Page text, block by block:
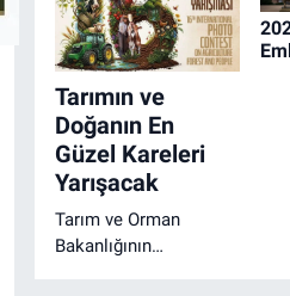
Tarımın ve
Doğanın En
Güzel Kareleri
Yarışacak
Tarım ve Orman
Bakanlığının